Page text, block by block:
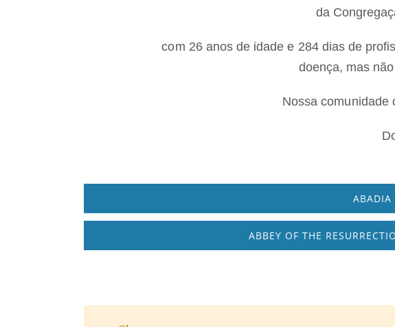
da
com 26 anos de idade e 284 dias de
doença, mas
Nossa comunidade
ABADIA
ABBEY OF THE